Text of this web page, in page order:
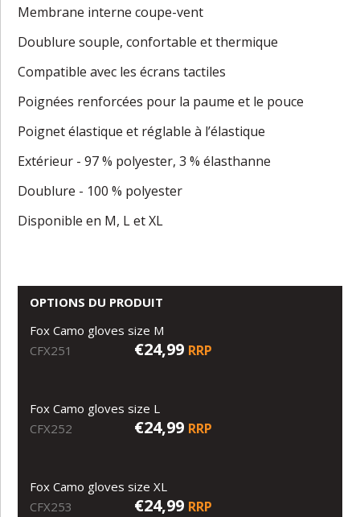
Membrane interne coupe-vent
Doublure souple, confortable et thermique
Compatible avec les écrans tactiles
Poignées renforcées pour la paume et le pouce
Poignet élastique et réglable à l’élastique
Extérieur - 97 % polyester, 3 % élasthanne
Doublure - 100 % polyester
Disponible en M, L et XL
OPTIONS DU PRODUIT
Fox Camo gloves size M
CFX251
€24,99 RRP
Fox Camo gloves size L
CFX252
€24,99 RRP
Fox Camo gloves size XL
CFX253
€24,99 RRP